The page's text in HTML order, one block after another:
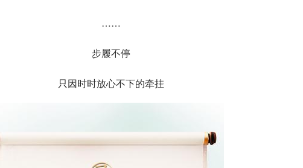
……
步履不停
只因时时放心不下的牵挂